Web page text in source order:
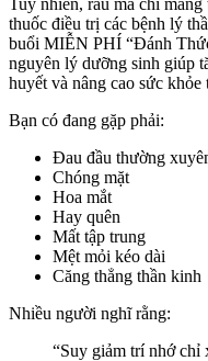
thuốc điều trị các bệnh lý
buổi MIỄN PHÍ “Đánh
nguyên lý dưỡng sinh giúp
huyết và nâng cao sức
Bạn có đang gặp phải:
Đau đầu thường
Chóng mặt
Hoa mắt
Hay quên
Mất tập trung
Mệt mỏi kéo dài
Căng thẳng thần kinh
Nhiều người nghĩ rằng:
“Suy giảm trí nhớ chỉ